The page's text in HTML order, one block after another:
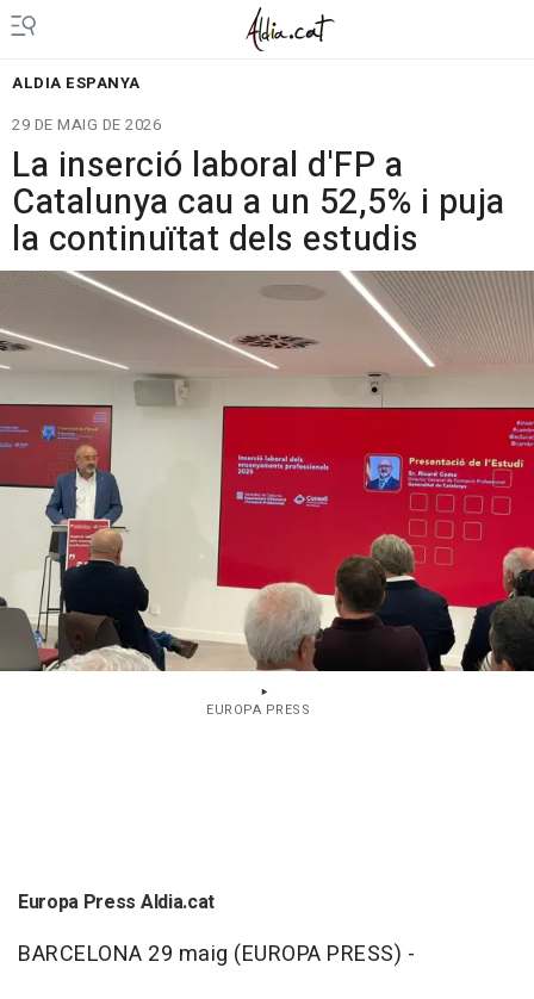
ALDIA ESPANYA
29 DE MAIG DE 2026
La inserció laboral d'FP a
Catalunya cau a un 52,5% i puja
la continuïtat dels estudis
EUROPA PRESS
Europa Press Aldia.cat
BARCELONA 29 maig (EUROPA PRESS) -